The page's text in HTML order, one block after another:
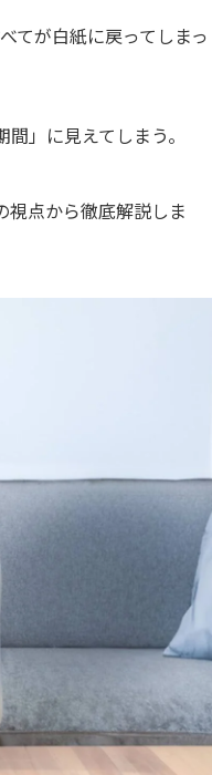
てが白紙に戻ってしまっ
」に見えてしまう。
視点から徹底解説しま